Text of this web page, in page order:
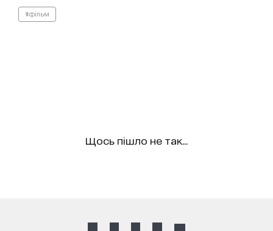
#фільм
Щось пішло не так...